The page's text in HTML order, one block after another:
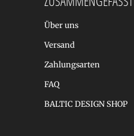
Über uns
Versand
Zahlungsarten
FAQ
BALTIC DESIGN SHOP